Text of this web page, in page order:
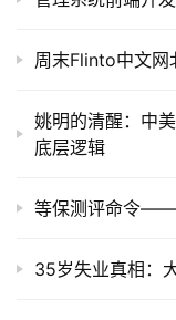
周末Flinto中文网
姚明的清醒：中
底层逻辑
等保测评命令——
35岁失业真相：